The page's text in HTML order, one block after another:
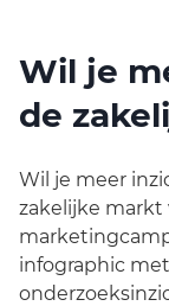
Wil je
de
Wil je meer
zakelijke markt
infographic